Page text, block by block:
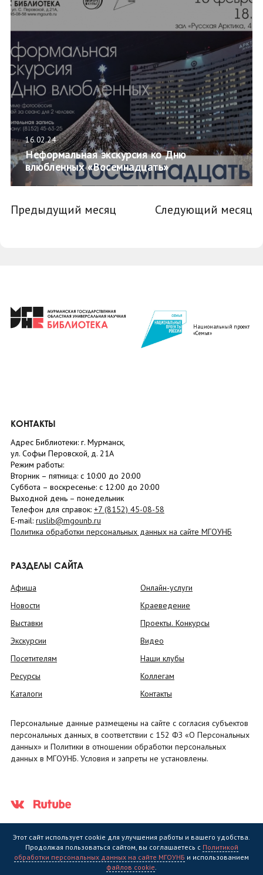
16.02.24
Неформальная экскурсия ко Дню
влюбленных «Восемнадцать»
Предыдущий месяц Следующий месяц
Национальный проект
«Семья»
КОНТАКТЫ
Адрес Библиотеки: г. Мурманск,
ул. Софьи Перовской, д. 21А
Режим работы:
Вторник – пятница: с 10:00 до 20:00
Суббота – воскресенье: c 12:00 до 20:00
Выходной день – понедельник
Телефон для справок: +7 (8152) 45-08-58
E-mail: ruslib@mgounb.ru
Политика обработки персональных данных на сайте МГОУНБ
РАЗДЕЛЫ САЙТА
Афиша
Новости
Выставки
Экскурсии
Посетителям
Ресурсы
Каталоги
Онлайн-услуги
Краеведение
Проекты. Конкурсы
Видео
Наши клубы
Коллегам
Контакты
Персональные данные размещены на сайте с согласия субъектов
персональных данных, в соответствии с 152 ФЗ «О Персональных
данных» и Политики в отношении обработки персональных
данных в МГОУНБ. Условия и запреты не установлены.
Государственное областное бюджетное учреждение культуры
Этот сайт использует cookie для улучшения работы и вашего удобства.
Продолжая пользоваться сайтом, вы соглашаетесь с Политикой
обработки персональных данных на сайте МГОУНБ и использованием
файлов cookie.